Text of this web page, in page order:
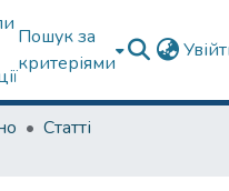
Пошук за
критеріями
Статті